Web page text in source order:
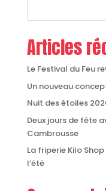
Articles
Le Festival du Feu
Un nouveau
Nuit des étoiles
Deux jours de fête
Cambrousse
La friperie Kilo
l’été